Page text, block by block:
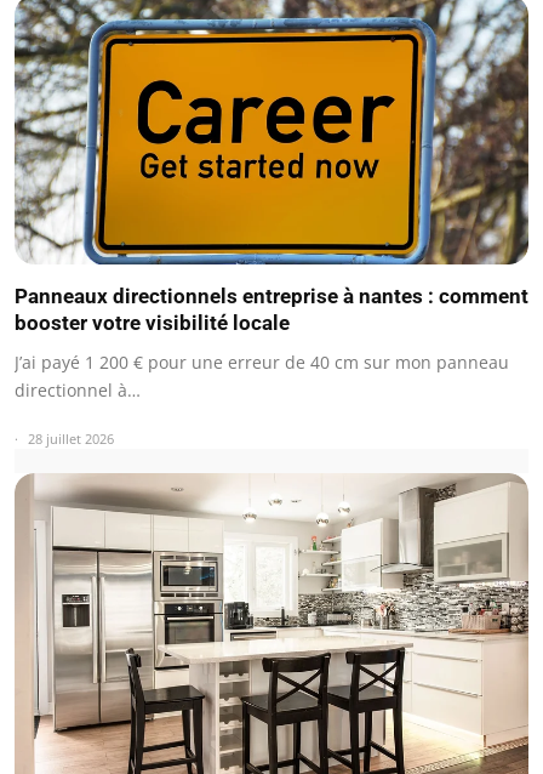
Panneaux directionnels entreprise à nantes : comment
booster votre visibilité locale
J’ai payé 1 200 € pour une erreur de 40 cm sur mon panneau
directionnel à…
28 juillet 2026